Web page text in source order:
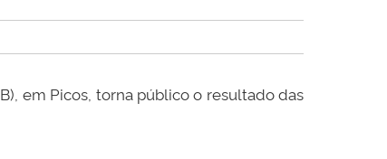
em Picos, torna público o resultado das